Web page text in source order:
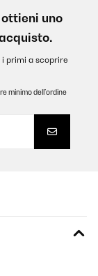
uno
primi a scoprire
minimo dell’ordine